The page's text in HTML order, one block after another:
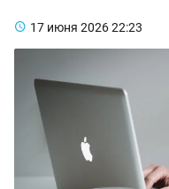
17 июня 202622:23